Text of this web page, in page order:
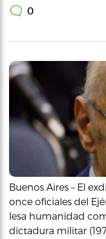
0
Buenos Aires – El
once oficiales del
lesa humanidad
dictadura militar